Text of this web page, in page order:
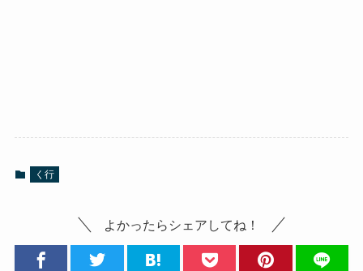
く行
よかったらシェアしてね！